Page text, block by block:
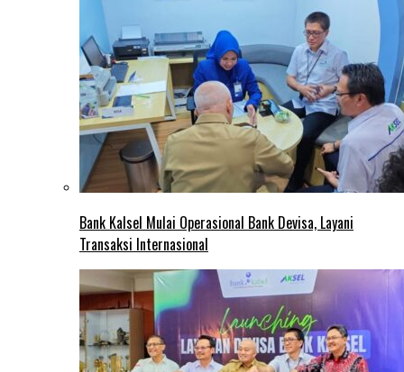
Bank Kalsel Mulai Operasional Bank Devisa, Layani
Transaksi Internasional